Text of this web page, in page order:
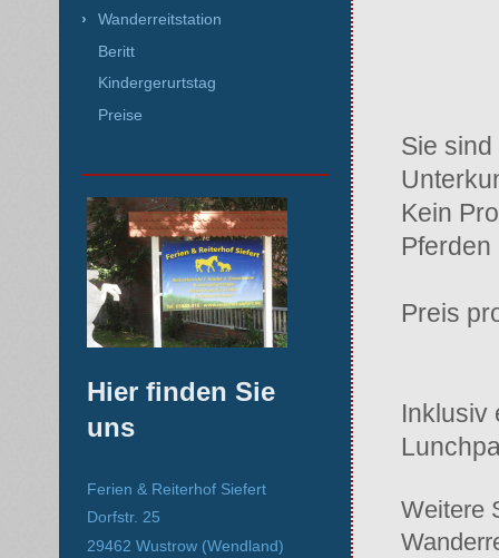
Sie
Kein
Pferden
Preis
Inklusiv
Weitere
Wanderreitstation
Beritt
Kindergerurtstag
Preise
Hier finden Sie
uns
Ferien & Reiterhof Siefert
Dorfstr. 25
29462 Wustrow (Wendland)